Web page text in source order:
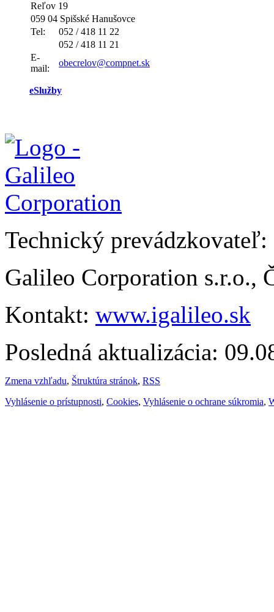
Reľov 19
059 04 Spišské Hanušovce
Tel:
052 / 418 11 22
052 / 418 11 21
E-
mail:
obecrelov@compnet.sk
eSlužby
Technický prevádzkovateľ:
Galileo Corporation s.r.o.,
Kontakt: www.igalileo.sk
Posledná aktualizácia:
Zmena vzhľadu, Štruktúra stránok, RSS
Vyhlásenie o prístupnosti, Cookies, Vyhlásenie o ochrane súkromia,